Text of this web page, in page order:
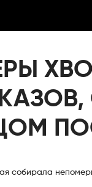
собирала